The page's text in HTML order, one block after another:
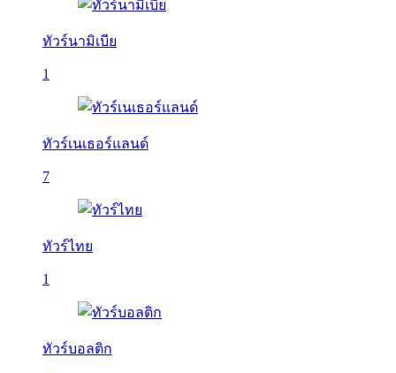
ทัวร์นามิเบีย
1
ทัวร์เนเธอร์แลนด์
7
ทัวร์ไทย
1
ทัวร์บอลติก